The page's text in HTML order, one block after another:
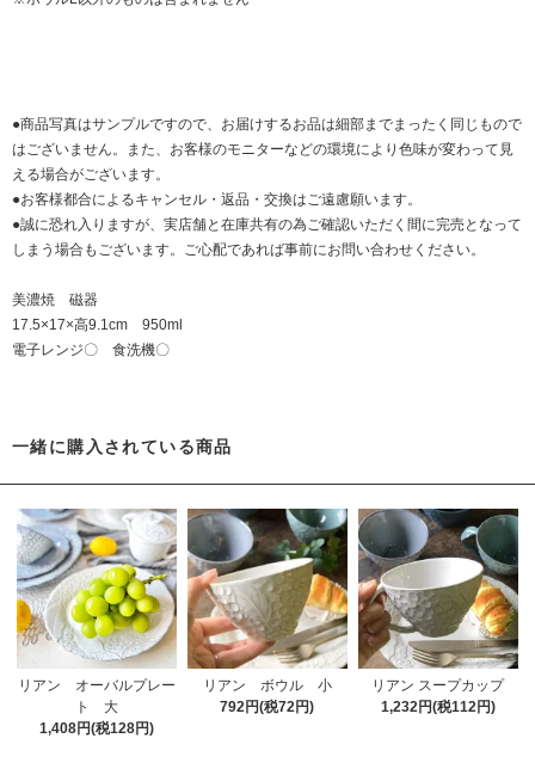
●商品写真はサンプルですので、お届けするお品は細部までまったく同じもので
はございません。また、お客様のモニターなどの環境により色味が変わって見
える場合がございます。
●お客様都合によるキャンセル・返品・交換はご遠慮願います。
●誠に恐れ入りますが、実店舗と在庫共有の為ご確認いただく間に完売となって
しまう場合もございます。ご心配であれば事前にお問い合わせください。
美濃焼 磁器
17.5×17×高9.1cm 950ml
電子レンジ〇 食洗機〇
一緒に購入されている商品
リアン オーバルプレー
ト 大
1,408円(税128円)
リアン ボウル 小
792円(税72円)
リアン スープカップ
1,232円(税112円)